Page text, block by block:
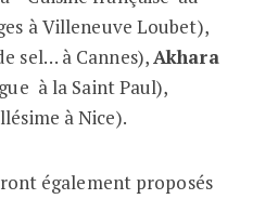
à Villeneuve Loubet),
sel… à Cannes),Akhara
à la Saint Paul),
à Nice).
également proposés